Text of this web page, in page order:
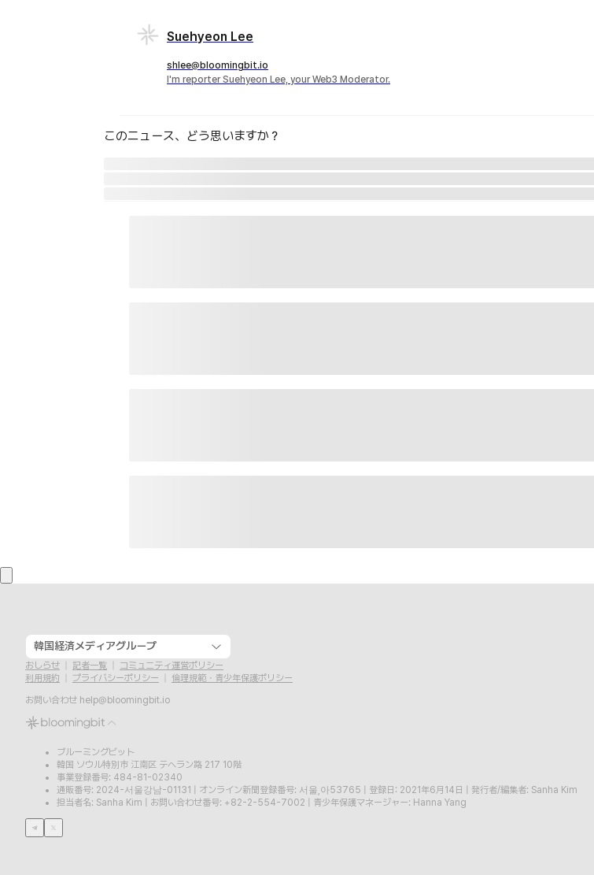
Suehyeon Lee
shlee@bloomingbit.io
I'm reporter Suehyeon Lee, your Web3 Moderator.
このニュース、どう思いますか？
韓国経済メディアグループ
おしらせ 記者一覧
コミュニティ運営ポリシー
利用規約
プライバシーポリシー
倫理規範・青少年保護ポリシー
お問い合わせ help@bloomingbit.io
ブルーミングビット
韓国 ソウル特別市 江南区 テヘラン路 217 10階
事業登録番号: 484-81-02340
通販番号: 2024-서울강남-01131
オンライン新聞登録番号: 서울,아53765 登録日: 2021年6月14日
発行者/編集者: Sanha Kim
担当者名: Sanha Kim
お問い合わせ番号: +82-2-554-7002 青少年保護マネージャー: Hanna Yang